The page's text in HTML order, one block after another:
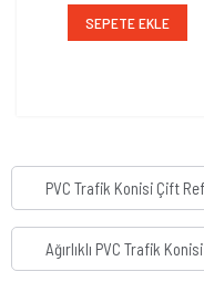
SEPETE EKLE
PVC Trafik Konisi Çift
Ağırlıklı PVC Trafik